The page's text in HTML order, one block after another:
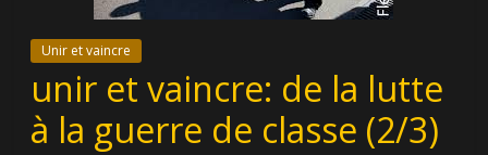
Unir et vaincre
unir et vaincre: de la lutte
à la guerre de classe (2/3)